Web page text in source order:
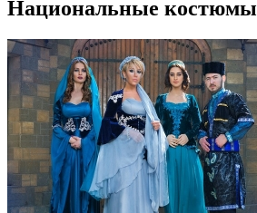
Национальные костюмы